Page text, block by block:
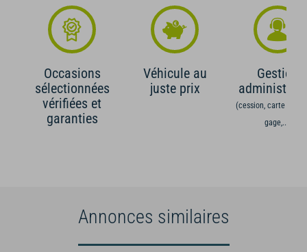
Occasions
sélectionnées
vérifiées et
garanties
Véhicule au
juste prix
Gestion
(cession, carte grise,
gage,...)
Annonces similaires